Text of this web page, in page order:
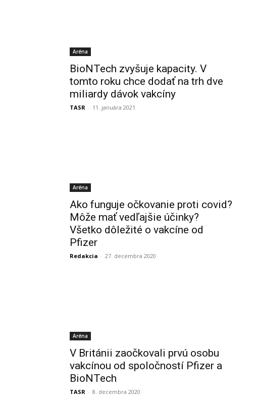
Aréna
BioNTech zvyšuje kapacity. V
tomto roku chce dodať na trh dve
miliardy dávok vakcíny
TASR - 11. januára 2021
Aréna
Ako funguje očkovanie proti covid?
Môže mať vedľajšie účinky?
Všetko dôležité o vakcíne od
Pfizer
Redakcia - 27. decembra 2020
Aréna
V Británii zaočkovali prvú osobu
vakcínou od spoločností Pfizer a
BioNTech
TASR - 8. decembra 2020